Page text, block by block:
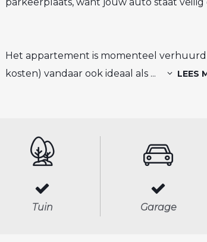
Het appartement is momenteel
kosten) vandaar ook ideaal als ... LEES
Tuin Garage